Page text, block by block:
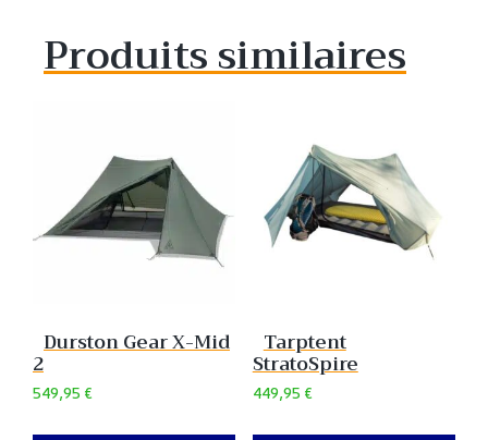
Produits similaires
Durston Gear X-Mid
2
549,95€
Tarptent
StratoSpire
449,95€